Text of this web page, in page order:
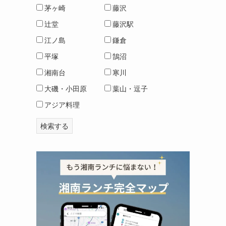
茅ヶ崎
藤沢
辻堂
藤沢駅
江ノ島
鎌倉
平塚
鵠沼
湘南台
寒川
大磯・小田原
葉山・逗子
アジア料理